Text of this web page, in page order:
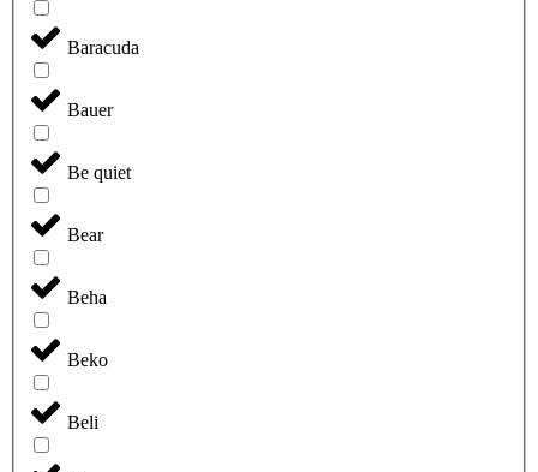
Baracuda
Bauer
Be quiet
Bear
Beha
Beko
Beli